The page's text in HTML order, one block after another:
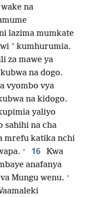
na
lazima mumkate
* kumhurumia.
za mawe ya
na dogo.
vyombo vya
na kidogo.
yaliyo
sahihi na cha
mrefu katika nchi
+ 16
Kwa
anafanya
Mungu wenu. +